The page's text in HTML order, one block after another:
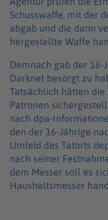
Schusswaffe, mit der
abgab und die dann
hergestellte Waffe
Demnach gab der 16-
Darknet besorgt zu
Tatsächlich hätten
Patronen
nach dpa-
den der 16-Jährige
Umfeld des Tatorts
nach seiner
dem Messer soll es
Haushaltsmesser